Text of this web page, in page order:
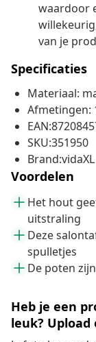
waardoor
van je
Specificaties
Materiaal:
Afmetingen:
SKU:351950
Brand:vidaXL
Voordelen
Het hout
uitstraling
Deze
spulletjes
De poten
Heb je een
leuk?